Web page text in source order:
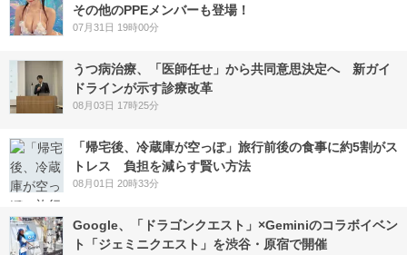
その他のPPEメンバーも登場！
07月31日 19時00分
うつ病治療、「医師任せ」から共同意思決定へ 新ガイ
ドラインが示す診療改革
08月03日 17時25分
「帰宅後、冷蔵庫が空っぽ」旅行前後の食事に約5割がス
トレス 負担を減らす賢い方法
08月01日 20時33分
Google、「ドラゴンクエスト」×Geminiのコラボイベン
ト「ジェミニクエスト」を渋谷・原宿で開催